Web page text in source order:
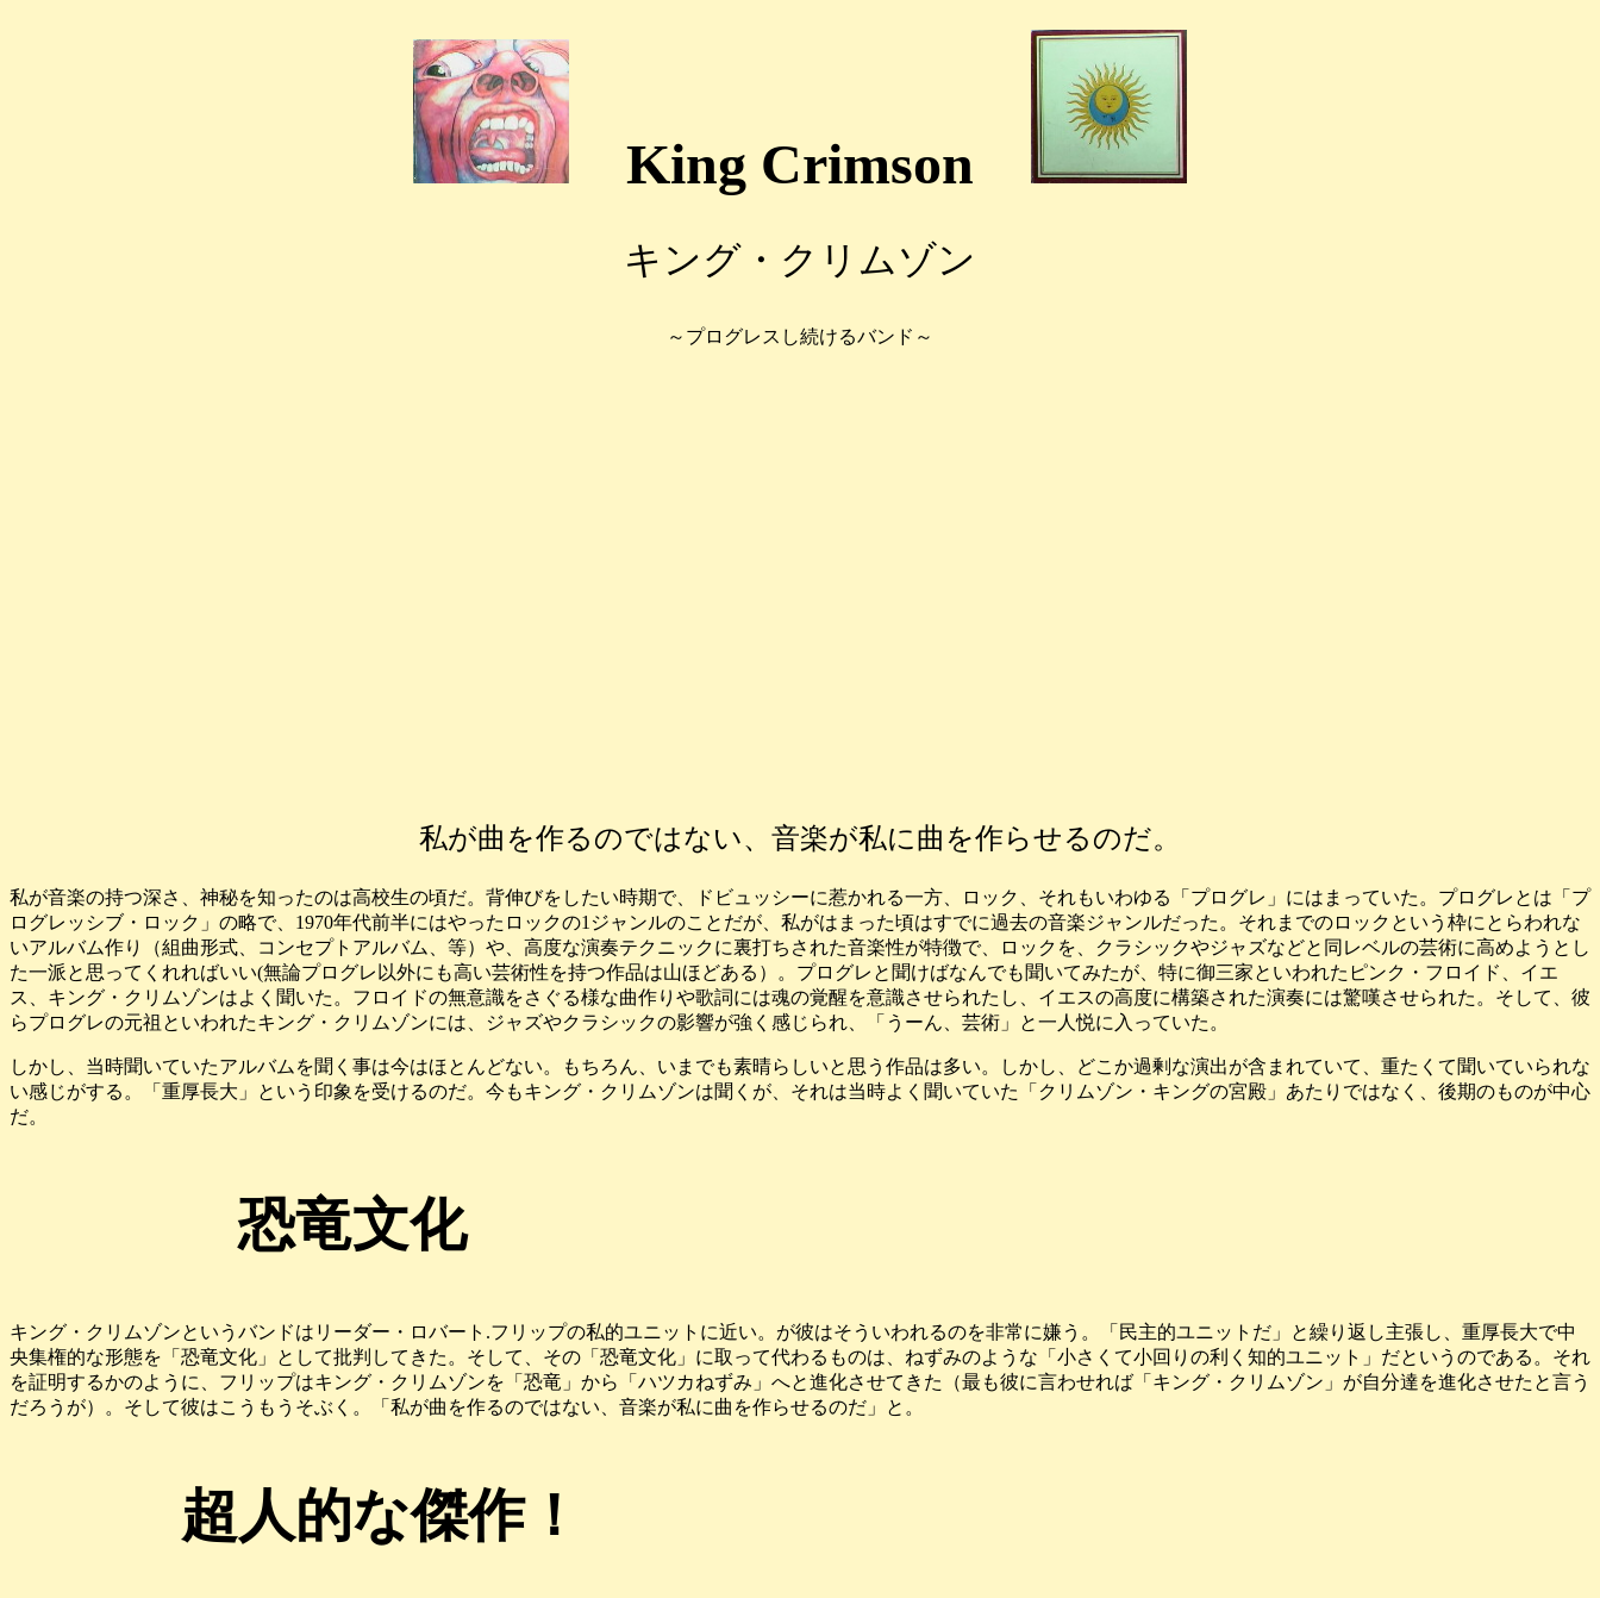
King Crimson
キング・クリムゾン
～プログレスし続けるバンド～
私が曲を作るのではない、音楽が私に曲を作らせるのだ。
私が音楽の持つ深さ、神秘を知ったのは高校生の頃だ。背伸びをしたい時期で、ドビュッシーに惹かれる一方、ロック、それもいわゆる「プログレ」にはまっていた。プログレとは「プ
ログレッシブ・ロック」の略で、1970年代前半にはやったロックの1ジャンルのことだが、私がはまった頃はすでに過去の音楽ジャンルだった。それまでのロックという枠にとらわれな
いアルバム作り（組曲形式、コンセプトアルバム、等）や、高度な演奏テクニックに裏打ちされた音楽性が特徴で、ロックを、クラシックやジャズなどと同レベルの芸術に高めようとし
た一派と思ってくれればいい(無論プログレ以外にも高い芸術性を持つ作品は山ほどある）。プログレと聞けばなんでも聞いてみたが、特に御三家といわれたピンク・フロイド、イエ
ス、キング・クリムゾンはよく聞いた。フロイドの無意識をさぐる様な曲作りや歌詞には魂の覚醒を意識させられたし、イエスの高度に構築された演奏には驚嘆させられた。そして、彼
らプログレの元祖といわれたキング・クリムゾンには、ジャズやクラシックの影響が強く感じられ、「うーん、芸術」と一人悦に入っていた。
しかし、当時聞いていたアルバムを聞く事は今はほとんどない。もちろん、いまでも素晴らしいと思う作品は多い。しかし、どこか過剰な演出が含まれていて、重たくて聞いていられな
い感じがする。「重厚長大」という印象を受けるのだ。今もキング・クリムゾンは聞くが、それは当時よく聞いていた「クリムゾン・キングの宮殿」あたりではなく、後期のものが中心
だ。
恐竜文化
キング・クリムゾンというバンドはリーダー・ロバート.フリップの私的ユニットに近い。が彼はそういわれるのを非常に嫌う。「民主的ユニットだ」と繰り返し主張し、重厚長大で中
央集権的な形態を「恐竜文化」として批判してきた。そして、その「恐竜文化」に取って代わるものは、ねずみのような「小さくて小回りの利く知的ユニット」だというのである。それ
を証明するかのように、フリップはキング・クリムゾンを「恐竜」から「ハツカねずみ」へと進化させてきた（最も彼に言わせれば「キング・クリムゾン」が自分達を進化させたと言う
だろうが）。そして彼はこうもうそぶく。「私が曲を作るのではない、音楽が私に曲を作らせるのだ」と。
超人的な傑作！